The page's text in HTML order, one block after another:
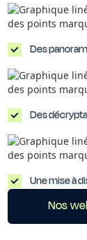
Des
Des
Une mise à
Nos